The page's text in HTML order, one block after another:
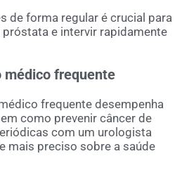
de forma regular é crucial para
e intervir rapidamente
médico frequente
frequente desempenha
como prevenir câncer de
com um urologista
mais preciso sobre a saúde